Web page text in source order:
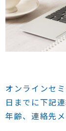
オンラインセ
日までに下記
年齢、連絡先